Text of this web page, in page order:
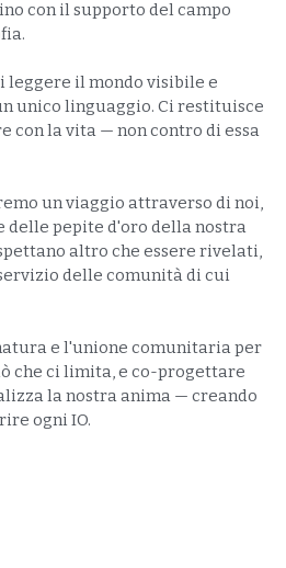
con il supporto del campo
leggere il mondo visibile e
unico linguaggio. Ci restituisce
con la vita — non contro di essa
un viaggio attraverso di noi,
delle pepite d'oro della nostra
altro che essere rivelati,
delle comunità di cui
e l'unione comunitaria per
che ci limita, e co-progettare
la nostra anima — creando
ogni IO.